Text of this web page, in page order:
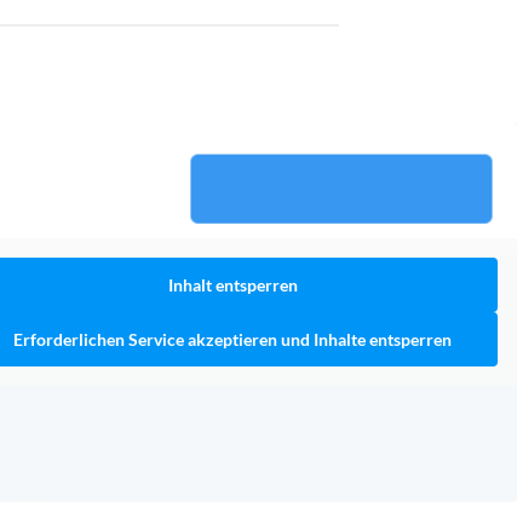
Inhalt entsperren
Erforderlichen Service akzeptieren und Inhalte entsperren